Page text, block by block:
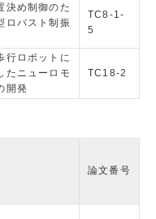
決め制御のた
ロバスト制振
TC8-1-
5
行ロボットに
たニューロモ
開発
TC18-2
論文番号